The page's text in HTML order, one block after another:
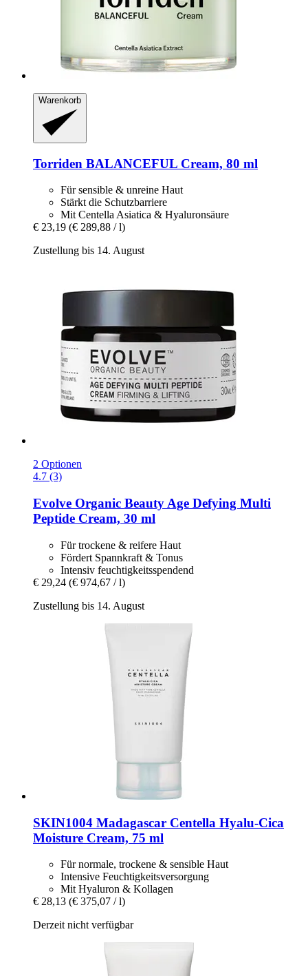
Warenkorb
Torriden BALANCEFUL Cream, 80 ml
Für sensible & unreine Haut
Stärkt die Schutzbarriere
Mit Centella Asiatica & Hyaluronsäure
€ 23,19 (€ 289,88 / l)
Zustellung bis 14. August
2 Optionen
4.7 (3)
Evolve Organic Beauty Age Defying Multi
Peptide Cream, 30 ml
Für trockene & reifere Haut
Fördert Spannkraft & Tonus
Intensiv feuchtigkeitsspendend
€ 29,24 (€ 974,67 / l)
Zustellung bis 14. August
SKIN1004 Madagascar Centella Hyalu-​Cica
Moisture Cream, 75 ml
Für normale, trockene & sensible Haut
Intensive Feuchtigkeitsversorgung
Mit Hyaluron & Kollagen
€ 28,13 (€ 375,07 / l)
Derzeit nicht verfügbar